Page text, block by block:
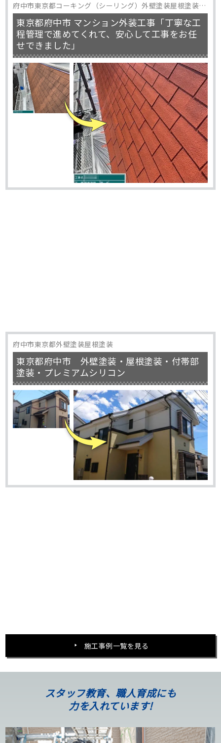
府中市東京都コーキング（シーリング）外壁塗装屋根塗装防
水工事
東京都府中市 マンション外装工事「丁寧な工
程管理で進めてくれて、安心して工事をお任
せできました」
府中市東京都外壁塗装屋根塗装
東京都府中市 外壁塗装・屋根塗装・付帯部
塗装・プレミアムシリコン
施工事例一覧を見る
スタッフ教育、職人育成にも
力を入れています!